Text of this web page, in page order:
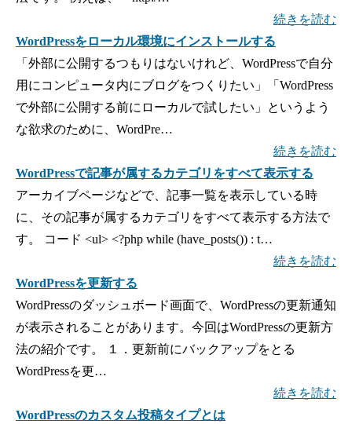
続きを読む
WordPressをローカル環境にインストールする
「外部に公開するつもりはないけれど、WordPressで自分
用にコンピュータ内にブログをつくりたい」「WordPress
で外部に公開する前にローカルで試したい」というよう
な欲求のために、WordPre…
続きを読む
WordPressで記事が属するカテゴリをすべて表示する
アーカイブページなどで、記事一覧を表示している時
に、その記事が属するカテゴリをすべて表示する方法で
す。 コード <ul> <?php while (have_posts()) : t…
続きを読む
WordPressを更新する
WordPressのダッシュボード画面で、WordPressの更新通知
が表示されることがあります。今回はWordPressの更新方
法の紹介です。 １．更新前にバックアップをとる
WordPressを更…
続きを読む
WordPressのカスタム投稿タイプとは